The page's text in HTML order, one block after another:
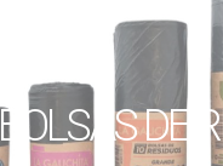
BOLSAS DE